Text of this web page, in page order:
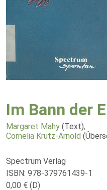
Im Bann der
Margaret Mahy (Text),
Cornelia Krutz-Arnold
Spectrum Verlag
ISBN: 978-379761439-1
0,00 € (D)